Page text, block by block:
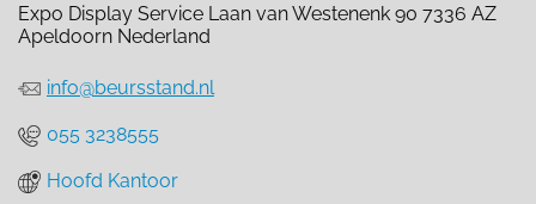
Expo Display Service Laan van Westenenk 90 7336 AZ
Apeldoorn Nederland
info@beursstand.nl
055 3238555
Hoofd Kantoor